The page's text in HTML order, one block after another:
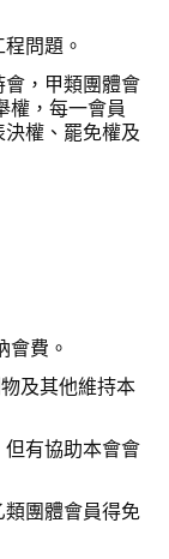
問題。
會，甲類團體會
權，每一會員
權、罷免權及
會費。
及其他維持本
有協助本會會
團體會員得免